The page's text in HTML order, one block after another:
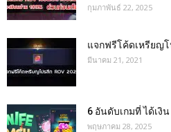
กุมภาพันธ์ 22, 2025
แจกฟรีโค้ดเหรียญโ
มีนาคม 21, 2021
6 อันดับเกมที่ ได้เงิ
พฤษภาคม 28, 2025